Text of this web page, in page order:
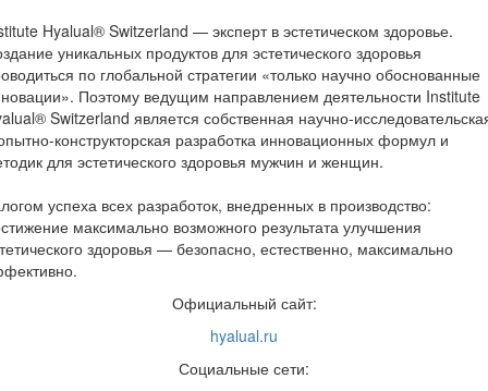
Hyalual® Switzerland — эксперт в эстетическом здоровье.
уникальных продуктов для эстетического здоровья
по глобальной стратегии «только научно обоснованные
Поэтому ведущим направлением деятельности Institute
Switzerland является собственная научно-
конструкторская разработка инновационных формул и
для эстетического здоровья мужчин и женщин.
успеха всех разработок, внедренных в производство:
максимально возможного результата улучшения
здоровья — безопасно, естественно, максимально
Официальный сайт:
hyalual.ru
Социальные сети: